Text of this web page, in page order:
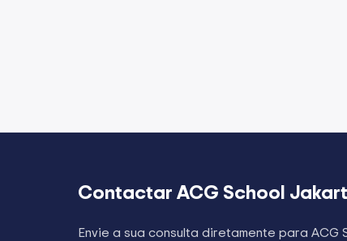
Contactar ACG School
Envie a sua consulta diretamente para ACG